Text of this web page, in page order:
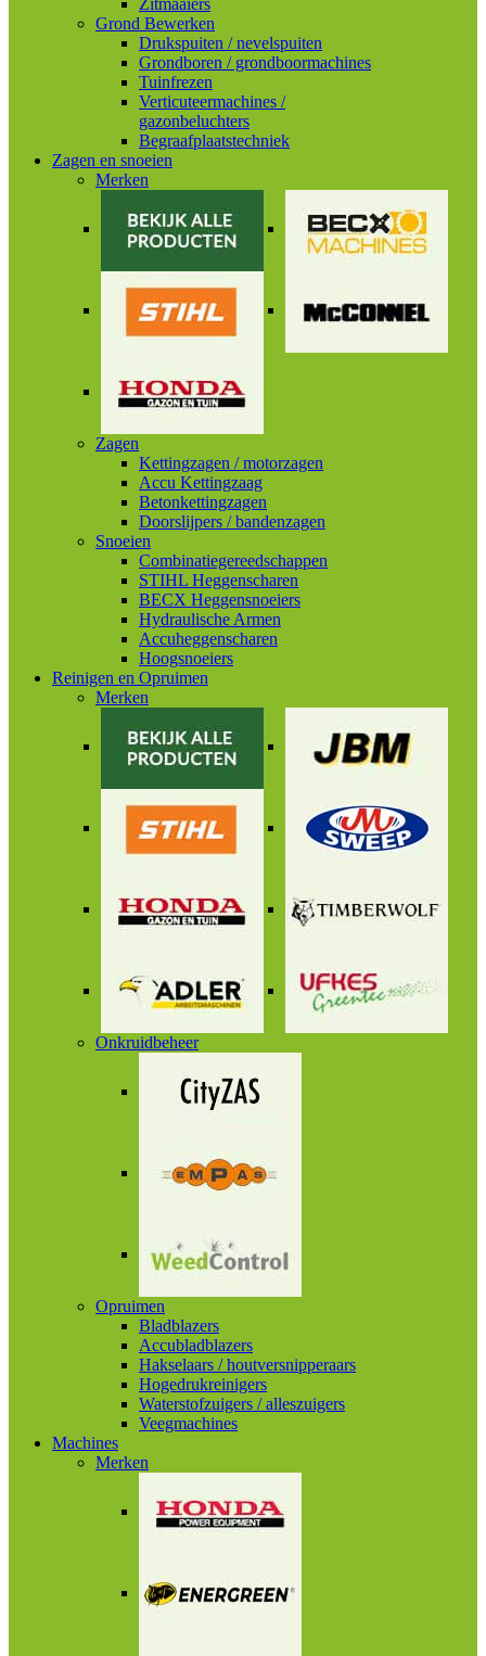
Zitmaaiers
Grond Bewerken
Drukspuiten / nevelspuiten
Grondboren / grondboormachines
Tuinfrezen
Verticuteermachines /
gazonbeluchters
Begraafplaatstechniek
Zagen en snoeien
Merken
Zagen
Kettingzagen / motorzagen
Accu Kettingzaag
Betonkettingzagen
Doorslijpers / bandenzagen
Snoeien
Combinatiegereedschappen
STIHL Heggenscharen
BECX Heggensnoeiers
Hydraulische Armen
Accuheggenscharen
Hoogsnoeiers
Reinigen en Opruimen
Merken
Onkruidbeheer
Opruimen
Bladblazers
Accubladblazers
Hakselaars / houtversnipperaars
Hogedrukreinigers
Waterstofzuigers / alleszuigers
Veegmachines
Machines
Merken